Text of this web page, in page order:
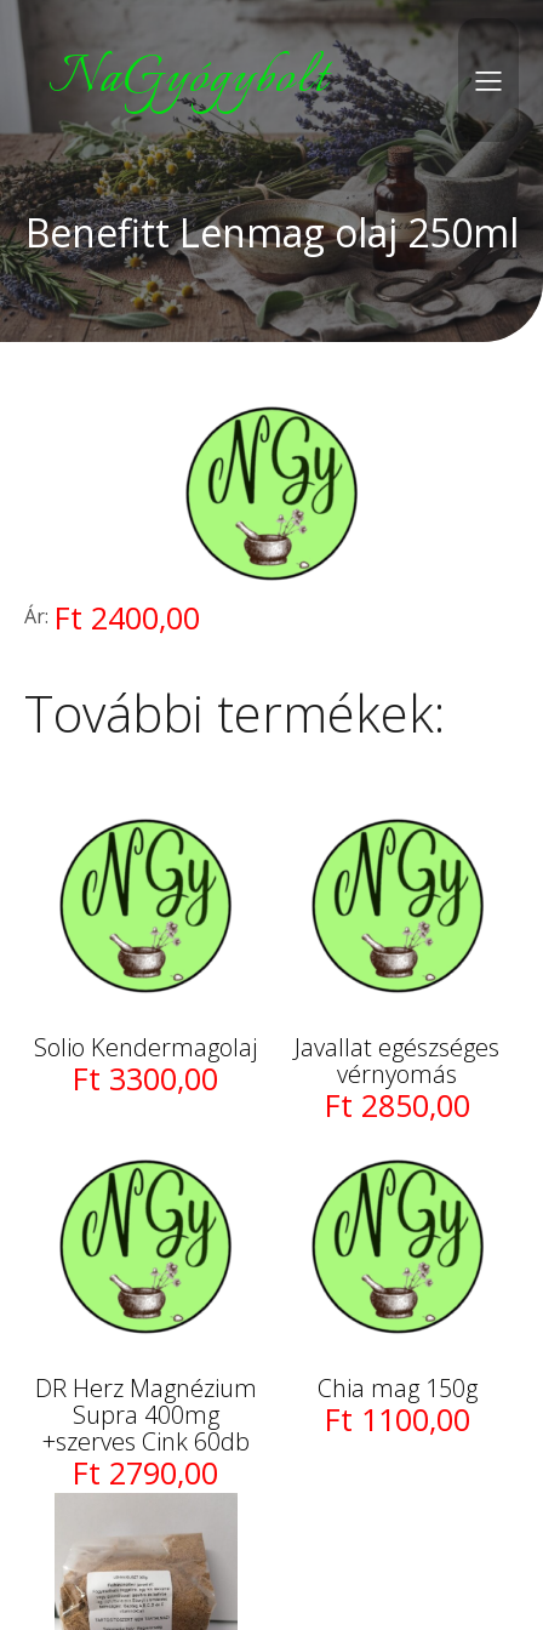
NaGyógybolt
Benefitt Lenmag olaj 250ml
Ár: Ft 2400,00
További termékek:
Solio Kendermagolaj
Ft 3300,00
Javallat egészséges
vérnyomás
Ft 2850,00
DR Herz Magnézium
Supra 400mg
+szerves Cink 60db
Ft 2790,00
Chia mag 150g
Ft 1100,00